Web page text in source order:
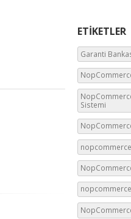
ETIKETLER
Garanti
Sistemi